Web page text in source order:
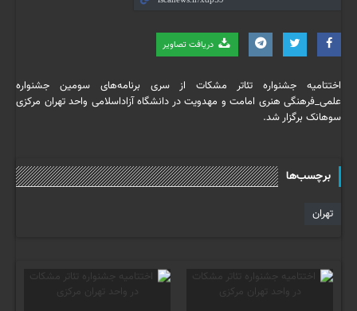
دریافت تصاویر
اختتامیه جشنواره تئاتر مشکات از سری برنامه‌های سومین جشنواره
علمی_فرهنگی هنری امامت و مهدویت در دانشگاه آزاداسلامی واحد تهران مرکزی
سوهانک برگزار شد.
برچسب‌ها
تهران